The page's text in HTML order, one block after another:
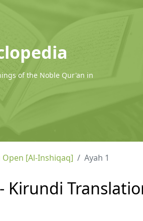
of the Noble Qur'an in
[Al-Inshiqaq] Ayah 1